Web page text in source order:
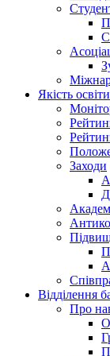
Якість освіти
Заходи
Відділення
Про